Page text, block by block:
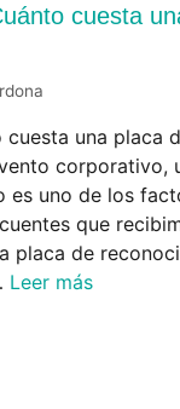
cuesta
cuesta una placa
corporativo,
es uno de los
que
placa de
Leer más